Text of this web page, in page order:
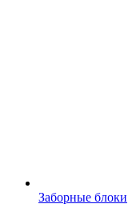
Заборные блоки